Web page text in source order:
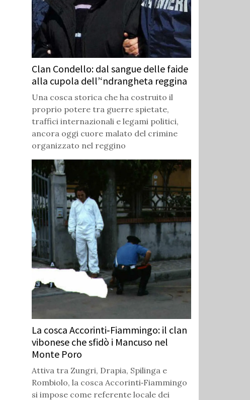
Clan Condello: dal sangue delle faide
alla cupola dell’‘ndrangheta reggina
Una cosca storica che ha costruito il
proprio potere tra guerre spietate,
traffici internazionali e legami politici,
ancora oggi cuore malato del crimine
organizzato nel reggino
La cosca Accorinti‑Fiammingo: il clan
vibonese che sfidò i Mancuso nel
Monte Poro
Attiva tra Zungri, Drapia, Spilinga e
Rombiolo, la cosca Accorinti‑Fiammingo
si impose come referente locale dei